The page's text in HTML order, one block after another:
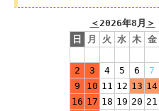
＜2026年8月 ＞
日
月 火 水 木 金
2
3 4 5 6 7
9
10 11 12 13 14
16 17 18 19 20 21